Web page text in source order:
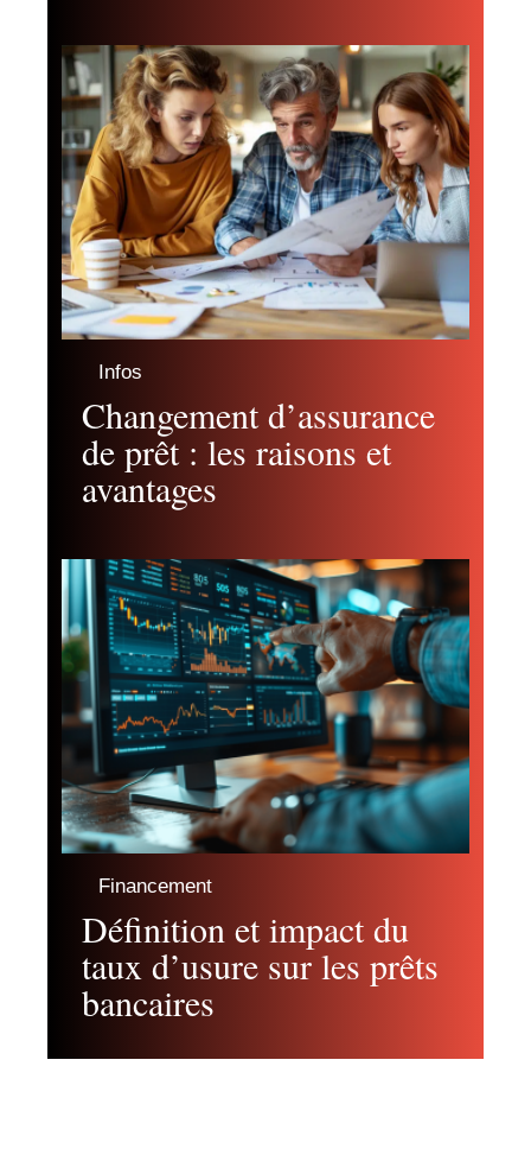
Infos
Changement d’assurance
de prêt : les raisons et
avantages
Financement
Définition et impact du
taux d’usure sur les prêts
bancaires